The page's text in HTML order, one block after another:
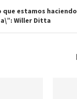
estamos
Willer Ditta